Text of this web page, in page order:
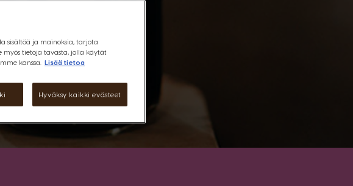
sisältöä ja mainoksia, tarjota
myös tietoja tavasta, jolla käytät
kanssa.
Lisää tietoa
Hyväksy kaikki evästeet